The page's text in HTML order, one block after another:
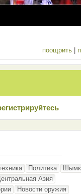
поощрить
Политика
Азия
Новости оружия